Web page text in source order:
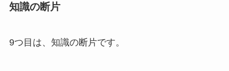
知識の断片
9つ目は、知識の断片です。